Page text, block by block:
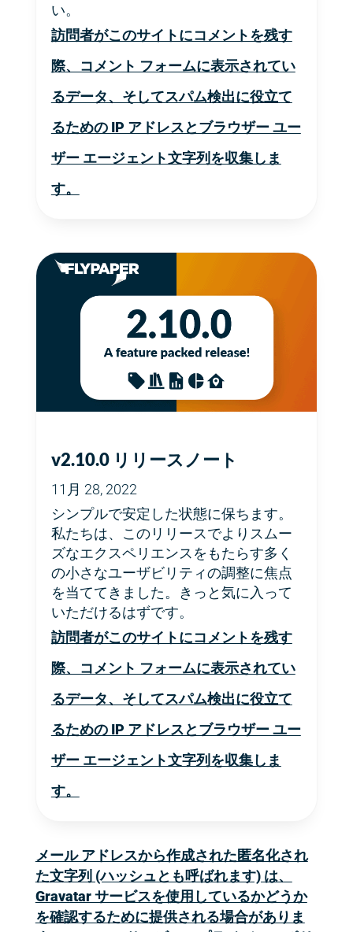
い。
訪問者がこのサイトにコメントを残す
際、コメント フォームに表示されてい
るデータ、そしてスパム検出に役立て
るための IP アドレスとブラウザー ユー
ザー エージェント文字列を収集しま
す。
v2.10.0 リリースノート
11月 28, 2022
シンプルで安定した状態に保ちます。
私たちは、このリリースでよりスムー
ズなエクスペリエンスをもたらす多く
の小さなユーザビリティの調整に焦点
を当ててきました。きっと気に入って
いただけるはずです。
訪問者がこのサイトにコメントを残す
際、コメント フォームに表示されてい
るデータ、そしてスパム検出に役立て
るための IP アドレスとブラウザー ユー
ザー エージェント文字列を収集しま
す。
メール アドレスから作成された匿名化され
た文字列 (ハッシュとも呼ばれます) は、
Gravatar サービスを使用しているかどうか
を確認するために提供される場合がありま